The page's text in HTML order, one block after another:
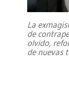
La
de
olvido,
de nuevas